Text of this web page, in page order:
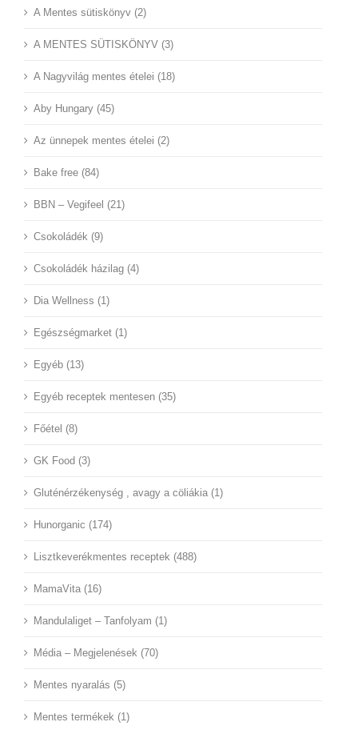
A Mentes sütiskönyv (2)
A MENTES SÜTISKÖNYV (3)
A Nagyvilág mentes ételei (18)
Aby Hungary (45)
Az ünnepek mentes ételei (2)
Bake free (84)
BBN – Vegifeel (21)
Csokoládék (9)
Csokoládék házilag (4)
Dia Wellness (1)
Egészségmarket (1)
Egyéb (13)
Egyéb receptek mentesen (35)
Főétel (8)
GK Food (3)
Gluténérzékenység , avagy a cöliákia (1)
Hunorganic (174)
Lisztkeverékmentes receptek (488)
MamaVita (16)
Mandulaliget – Tanfolyam (1)
Média – Megjelenések (70)
Mentes nyaralás (5)
Mentes termékek (1)